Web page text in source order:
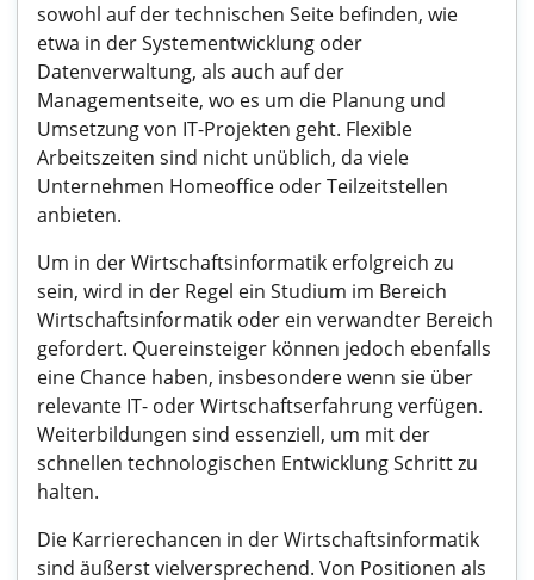
sowohl auf der technischen Seite befinden, wie
etwa in der Systementwicklung oder
Datenverwaltung, als auch auf der
Managementseite, wo es um die Planung und
Umsetzung von IT-Projekten geht. Flexible
Arbeitszeiten sind nicht unüblich, da viele
Unternehmen Homeoffice oder Teilzeitstellen
anbieten.
Um in der Wirtschaftsinformatik erfolgreich zu
sein, wird in der Regel ein Studium im Bereich
Wirtschaftsinformatik oder ein verwandter Bereich
gefordert. Quereinsteiger können jedoch ebenfalls
eine Chance haben, insbesondere wenn sie über
relevante IT- oder Wirtschaftserfahrung verfügen.
Weiterbildungen sind essenziell, um mit der
schnellen technologischen Entwicklung Schritt zu
halten.
Die Karrierechancen in der Wirtschaftsinformatik
sind äußerst vielversprechend. Von Positionen als